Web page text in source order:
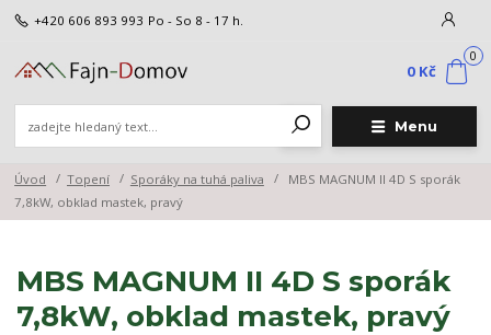
Menu
+420 606 893 993 Po - So 8 - 17 h.
0
0 Kč
Úvod Topení Sporáky na tuhá paliva
MBS MAGNUM II 4D S sporák
7,8kW, obklad mastek, pravý
MBS MAGNUM II 4D S sporák
7,8kW, obklad mastek, pravý